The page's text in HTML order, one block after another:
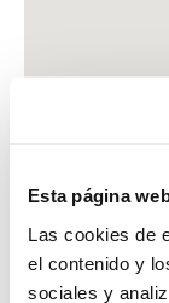
Esta página
Las cookies de
el contenido y
sociales y